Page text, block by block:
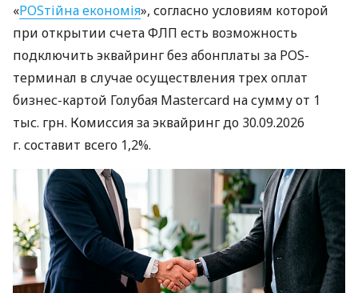
«POSтійна економія», согласно условиям которой
при открытии счета ФЛП есть возможность
подключить эквайринг без абонплаты за POS-
терминал в случае осуществления трех оплат
бизнес-картой Голубая Mastercard на сумму от 1
тыс. грн. Комиссия за эквайринг до 30.09.2026
г. составит всего 1,2%.